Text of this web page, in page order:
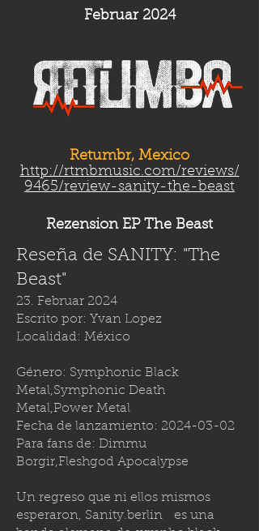
Februar 2024
Retumbr, Mexico
http://rtmbmusic.com/reviews/
9465/review-sanity-the-beast
Rezension EP The Beast
Reseña de SANITY: "The
Beast"
23. Februar 2024
Escrito por: Yvan Lopez
Localidad: México
Género: Symphonic Black
Metal,Symphonic Death
Metal,Power Metal
Fecha de lanzamiento: 2024-03-02
Para fans de: Dimmu
Borgir,Fleshgod Apocalypse
Un regreso que ni ellos mismos
esperaron, Sanity.berlin es una